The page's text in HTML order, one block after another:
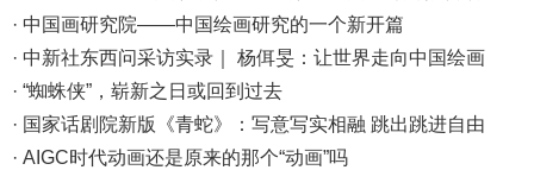
· 中国画研究院——中国绘画研究的一个新开篇
· 中新社东西问采访实录｜ 杨佴旻：让世界走向中国绘画
· “蜘蛛侠”，崭新之日或回到过去
· 国家话剧院新版《青蛇》：写意写实相融 跳出跳进自由
· AIGC时代动画还是原来的那个“动画”吗